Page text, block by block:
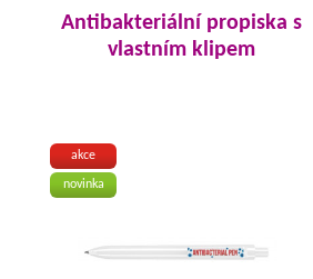
Antibakteriální propiska s
vlastním klipem
akce
novinka